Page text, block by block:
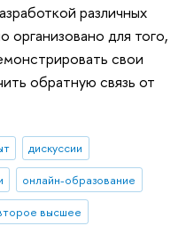
различных
для того,
свои
обратную связь от
дискуссии
онлайн-образование
высшее